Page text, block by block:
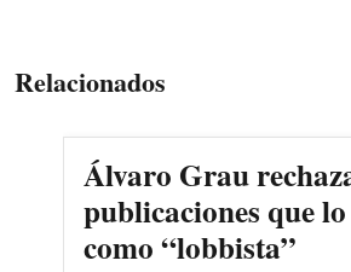
Relacionados
Álvaro Grau
publicaciones que
como “lobbista”